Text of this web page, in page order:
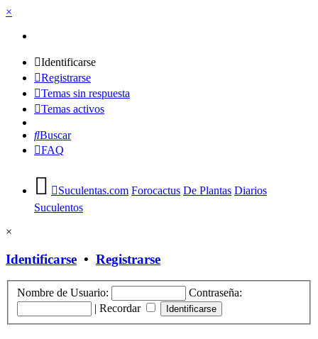
×
Identificarse
Registrarse
Temas sin respuesta
Temas activos
Buscar
FAQ
Suculentas.com Forocactus De Plantas Diarios
Suculentos
×
Identificarse • Registrarse
Nombre de Usuario:
Contraseña:
| Recordar